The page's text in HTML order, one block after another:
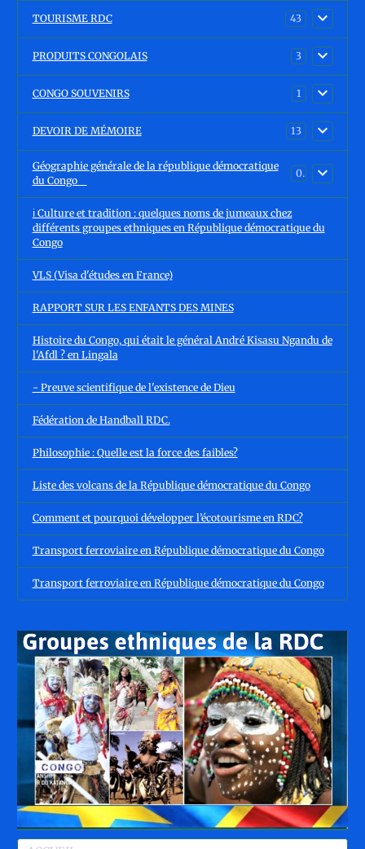
TOURISME RDC 43
PRODUITS CONGOLAIS 3
CONGO SOUVENIRS 1
DEVOIR DE MÉMOIRE 13
Géographie générale de la république démocratique
du Congo
0
ℹ️ Culture et tradition : quelques noms de jumeaux chez
différents groupes ethniques en République démocratique du
Congo
VLS (Visa d'études en France)
RAPPORT SUR LES ENFANTS DES MINES
Histoire du Congo, qui était le général André Kisasu Ngandu de
l'Afdl ? en Lingala
- Preuve scientifique de l'existence de Dieu
Fédération de Handball RDC.
Philosophie : Quelle est la force des faibles?
Liste des volcans de la République démocratique du Congo
Comment et pourquoi développer l’écotourisme en RDC?
Transport ferroviaire en République démocratique du Congo
Transport ferroviaire en République démocratique du Congo